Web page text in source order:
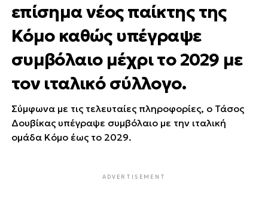
επίσημα νέος παίκτης της
Κόμο καθώς υπέγραψε
συμβόλαιο μέχρι το 2029 με
τον ιταλικό σύλλογο.
Σύμφωνα με τις τελευταίες πληροφορίες, ο Τάσος
Δουβίκας υπέγραψε συμβόλαιο με την ιταλική
ομάδα Κόμο έως το 2029.
ADVERTISEMENT